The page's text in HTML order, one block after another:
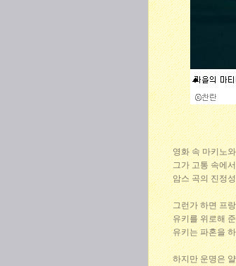
영화 속 마키노
그가 고통 속에
암스 곡의 진정
그런가 하면 프
유키를 위로해
유키는 파혼을
하지만 운명은